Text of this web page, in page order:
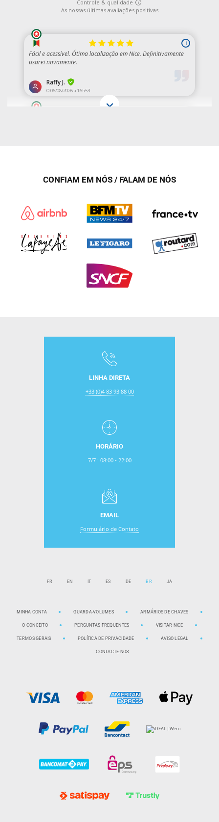
CONFIAM EM NÓS / FALAM DE NÓS
LINHA DIRETA
+33 (0)4 83 93 88 00
HORÁRIO
7/7 : 08:00 - 22:00
EMAIL
Formulário de Contato
FR EN IT ES DE BR JA
MINHA CONTA GUARDA-VOLUMES ARMÁRIOS DE CHAVES
O CONCEITO PERGUNTAS FREQUENTES VISITAR NICE
TERMOS GERAIS POLÍTICA DE PRIVACIDADE AVISO LEGAL
CONTACTE-NOS